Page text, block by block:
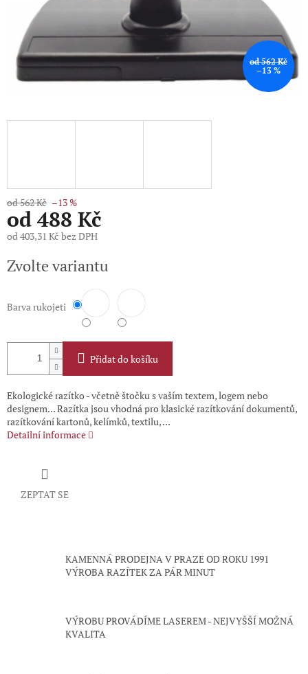
od 562 Kč
–13 %
od 562 Kč –13 %
od 488 Kč
od403,31 Kč bez DPH
cena:
Zvolte variantu
Barva rukojeti
Přidat do košíku
Ekologické razítko - včetně štočku s vaším textem, logem nebo
designem... Razítka jsou vhodná pro klasické razítkování dokumentů,
razítkování kartonů, kelímků, textilu, ...
Detailní informace
ZEPTAT SE
KAMENNÁ PRODEJNA V PRAZE OD ROKU 1991
VÝROBA RAZÍTEK ZA PÁR MINUT
VÝROBU PROVÁDÍME LASEREM - NEJVYŠŠÍ MOŽNÁ
KVALITA